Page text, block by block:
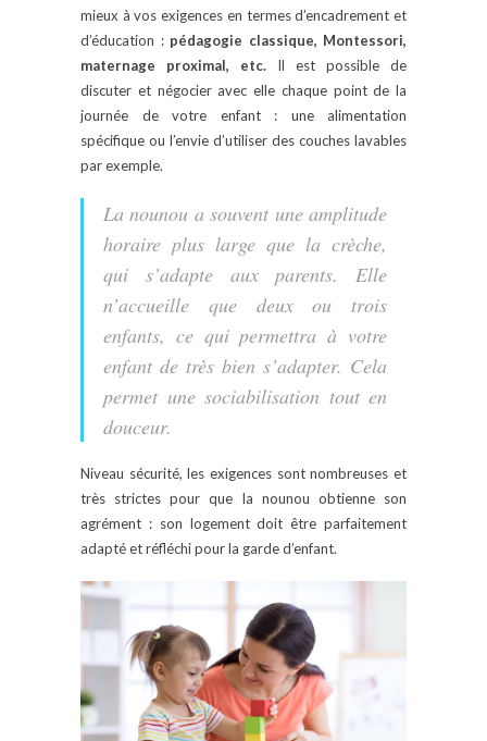
mieux à vos exigences en termes d’encadrement et
d’éducation : pédagogie classique, Montessori,
maternage proximal, etc. Il est possible de
discuter et négocier avec elle chaque point de la
journée de votre enfant : une alimentation
spécifique ou l’envie d’utiliser des couches lavables
par exemple.
La nounou a souvent une amplitude
horaire plus large que la crèche,
qui s’adapte aux parents. Elle
n’accueille que deux ou trois
enfants, ce qui permettra à votre
enfant de très bien s’adapter. Cela
permet une sociabilisation tout en
douceur.
Niveau sécurité, les exigences sont nombreuses et
très strictes pour que la nounou obtienne son
agrément : son logement doit être parfaitement
adapté et réfléchi pour la garde d’enfant.